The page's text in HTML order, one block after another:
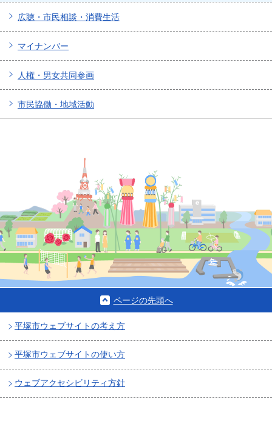
広聴・市民相談・消費生活
マイナンバー
人権・男女共同参画
市民協働・地域活動
ページの先頭へ
平塚市ウェブサイトの考え方
平塚市ウェブサイトの使い方
ウェブアクセシビリティ方針